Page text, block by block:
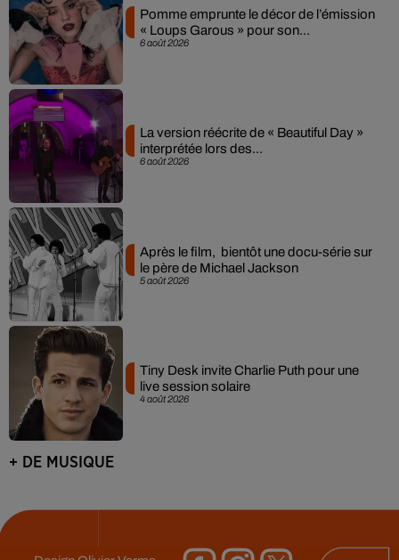
6 août 2026
Pomme emprunte le décor de l’émission
« Loups Garous » pour son...
6 août 2026
La version réécrite de « Beautiful Day »
interprétée lors des...
5 août 2026
Après le film, bientôt une docu-série sur
le père de Michael Jackson
4 août 2026
Tiny Desk invite Charlie Puth pour une
live session solaire
+ DE MUSIQUE